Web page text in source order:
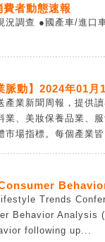
者動態速報
況調查 ●國產車/進口
脈動】2024年01
產業新聞周報，提供
業、美妝保養品業、
市場指標。每個產業
Trends
Behavior Analysis
following up...